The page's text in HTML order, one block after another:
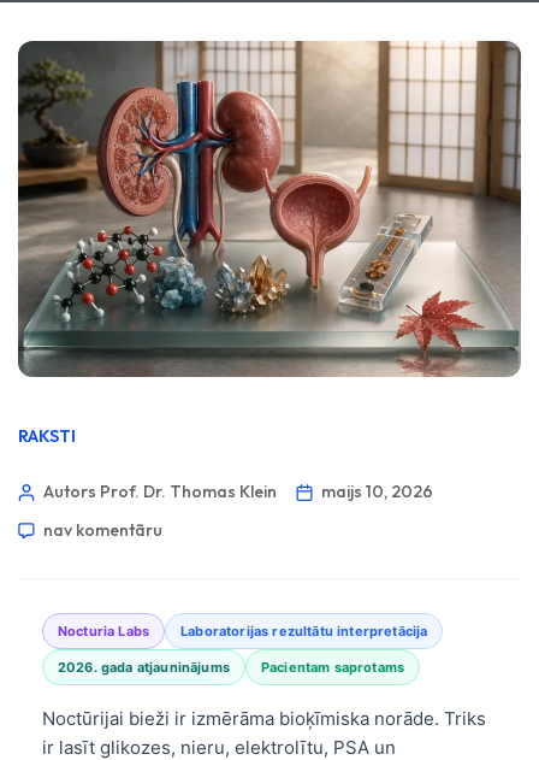
RAKSTI
Autors Prof. Dr. Thomas Klein
maijs 10, 2026
nav komentāru
Nocturia Labs Laboratorijas rezultātu interpretācija
2026. gada atjauninājums Pacientam saprotams
Noctūrijai bieži ir izmērāma bioķīmiska norāde. Triks
ir lasīt glikozes, nieru, elektrolītu, PSA un